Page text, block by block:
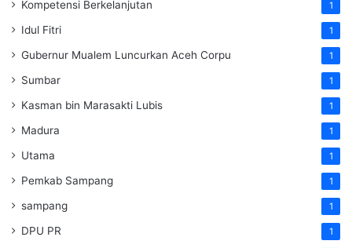
Kompetensi Berkelanjutan 1
Idul Fitri 1
Gubernur Mualem Luncurkan Aceh Corpu 1
Sumbar 1
Kasman bin Marasakti Lubis 1
Madura 1
Utama 1
Pemkab Sampang 1
sampang 1
DPU PR 1